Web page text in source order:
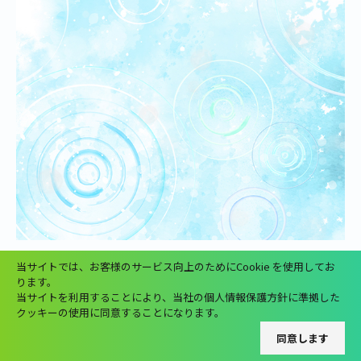
金魚
当サイトでは、お客様のサービス向上のためにCookie を使用してお
ります。
当サイトを利用することにより、当社の個人情報保護方針に準拠した
クッキーの使用に同意することになります。
同意します